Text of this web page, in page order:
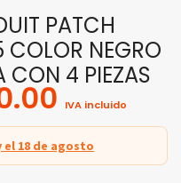
PATCH
COLOR NEGRO
CON 4 PIEZAS
Current
price
is:
$600.00.
IVA incluido
el 18 de agosto